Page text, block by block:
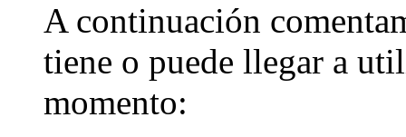
A continuación
tiene o puede llegar a
momento: